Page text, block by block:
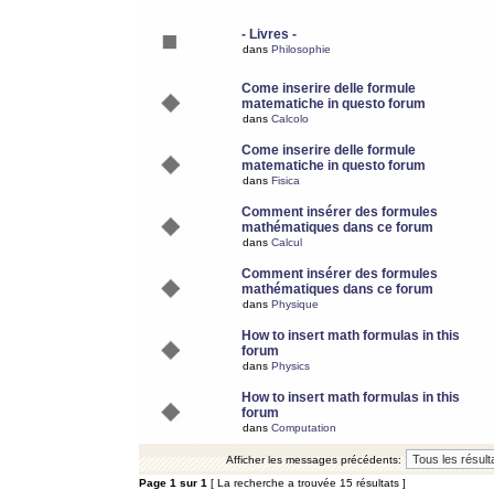
- Livres -
dans Philosophie
Come inserire delle formule
matematiche in questo forum
dans Calcolo
Come inserire delle formule
matematiche in questo forum
dans Fisica
Comment insérer des formules
mathématiques dans ce forum
dans Calcul
Comment insérer des formules
mathématiques dans ce forum
dans Physique
How to insert math formulas in this
forum
dans Physics
How to insert math formulas in this
forum
dans Computation
Afficher les messages précédents:
Page 1 sur 1 [ La recherche a trouvée 15 résultats ]